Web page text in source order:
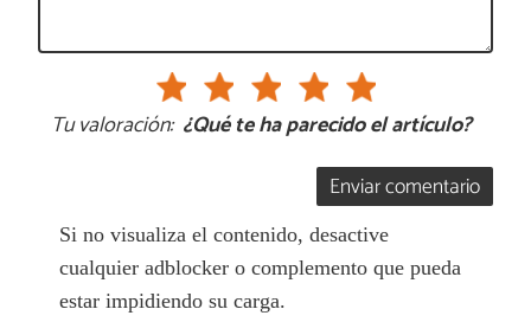
Tu valoración: ¿Qué te ha parecido el artículo?
Enviar comentario
Si no visualiza el contenido, desactive
cualquier adblocker o complemento que pueda
estar impidiendo su carga.